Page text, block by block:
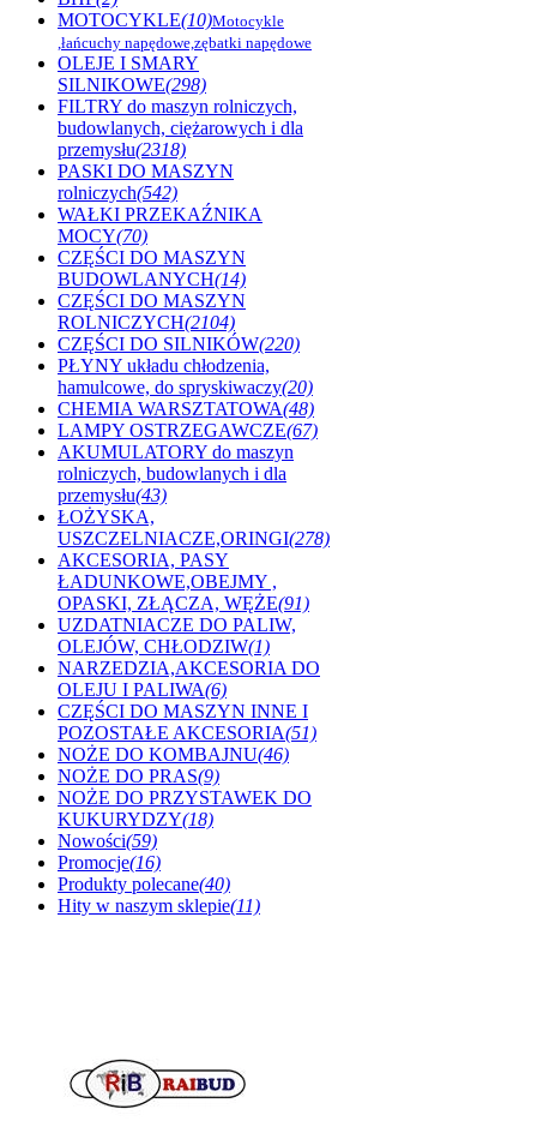
MOTOCYKLE(10)Motocykle
,łańcuchy napędowe,zębatki napędowe
OLEJE I SMARY
SILNIKOWE(298)
FILTRY do maszyn rolniczych,
budowlanych, ciężarowych i dla
przemysłu(2318)
PASKI DO MASZYN
rolniczych(542)
WAŁKI PRZEKAŹNIKA
MOCY(70)
CZĘŚCI DO MASZYN
BUDOWLANYCH(14)
CZĘŚCI DO MASZYN
ROLNICZYCH(2104)
CZĘŚCI DO SILNIKÓW(220)
PŁYNY układu chłodzenia,
hamulcowe, do spryskiwaczy(20)
CHEMIA WARSZTATOWA(48)
LAMPY OSTRZEGAWCZE(67)
AKUMULATORY do maszyn
rolniczych, budowlanych i dla
przemysłu(43)
ŁOŻYSKA,
USZCZELNIACZE,ORINGI(278)
AKCESORIA, PASY
ŁADUNKOWE,OBEJMY ,
OPASKI, ZŁĄCZA, WĘŻE(91)
UZDATNIACZE DO PALIW,
OLEJÓW, CHŁODZIW(1)
NARZEDZIA,AKCESORIA DO
OLEJU I PALIWA(6)
CZĘŚCI DO MASZYN INNE I
POZOSTAŁE AKCESORIA(51)
NOŻE DO KOMBAJNU(46)
NOŻE DO PRAS(9)
NOŻE DO PRZYSTAWEK DO
KUKURYDZY(18)
Nowości(59)
Promocje(16)
Produkty polecane(40)
Hity w naszym sklepie(11)